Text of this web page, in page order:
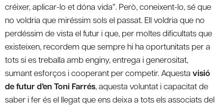
créixer, aplicar-lo et dóna vida”. Però, coneixent-lo, sé que
no voldria que miréssim sols el passat. Ell voldria que no
perdéssim de vista el futur i que, per moltes dificultats que
existeixen, recordem que sempre hi ha oportunitats per a
tots si es treballa amb enginy, entrega i generositat,
sumant esforços i cooperant per competir. Aquesta visió
de futur d’en Toni Farrés, aquesta voluntat i capacitat de
saber i fer és el llegat que ens deixa a tots els associats del